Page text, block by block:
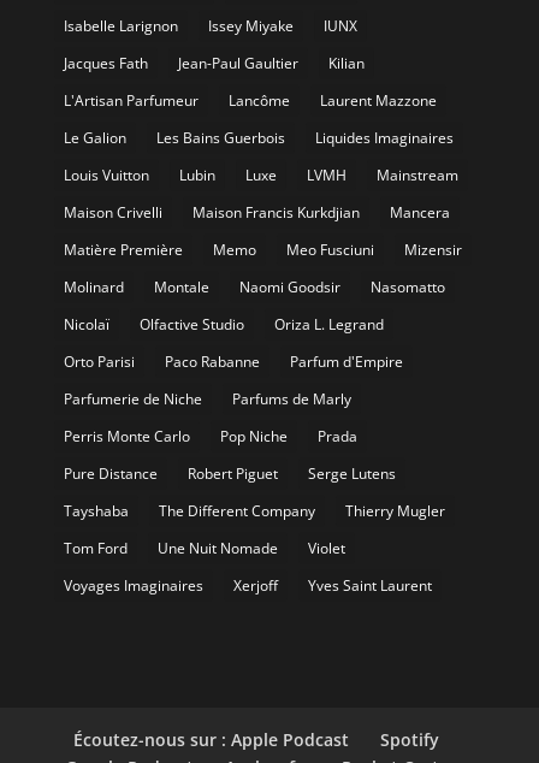
Isabelle Larignon
Issey Miyake
IUNX
Jacques Fath
Jean-Paul Gaultier
Kilian
L'Artisan Parfumeur
Lancôme
Laurent Mazzone
Le Galion
Les Bains Guerbois
Liquides Imaginaires
Louis Vuitton
Lubin Luxe LVMH
Mainstream
Maison Crivelli
Maison Francis Kurkdjian
Mancera
Matière Première
Memo Meo Fusciuni
Mizensir
Molinard
Montale Naomi Goodsir
Nasomatto
Nicolaï
Olfactive Studio
Oriza L. Legrand
Orto Parisi
Paco Rabanne
Parfum d'Empire
Parfumerie de Niche
Parfums de Marly
Perris Monte Carlo
Pop Niche
Prada
Pure Distance
Robert Piguet
Serge Lutens
Tayshaba
The Different Company
Thierry Mugler
Tom Ford
Une Nuit Nomade
Violet
Voyages Imaginaires
Xerjoff Yves Saint Laurent
Écoutez-nous sur : Apple Podcast
Spotify